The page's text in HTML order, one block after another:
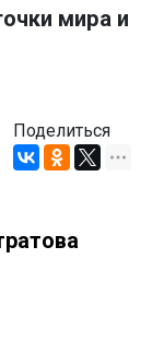
мира и
Поделиться